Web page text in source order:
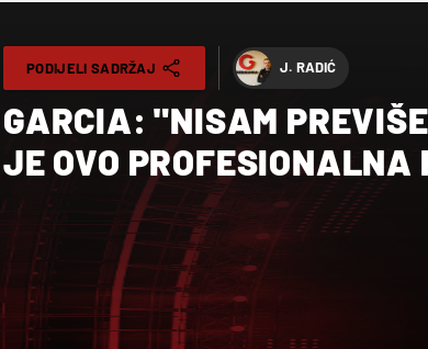
PODIJELI SADRŽAJ J. RADIĆ
GARCIA: "NISAM
JE OVO PROFESIONALNA